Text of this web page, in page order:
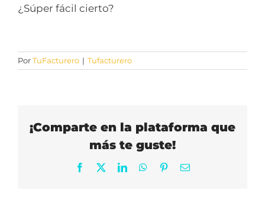
¿Súper fácil cierto?
PorTuFacturero | Tufacturero
¡Comparte en la plataforma que
más te guste!
Facebook LinkedInWhatsApp
PinterestCorreo